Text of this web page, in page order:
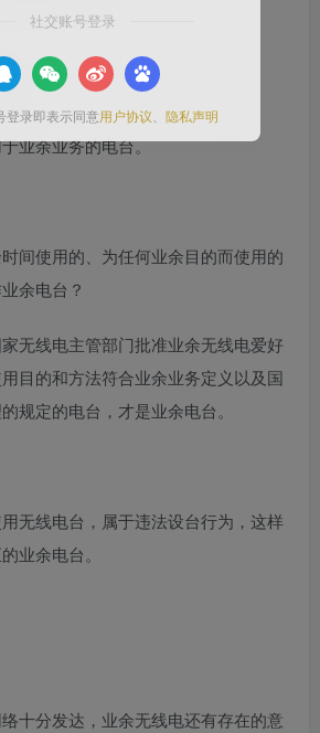
业余业务的电台。
间使用的、为任何业余目的而使用的
余电台？
无线电主管部门批准业余无线电爱好
目的和方法符合业余业务定义以及国
规定的电台，才是业余电台。
无线电台，属于违法设台行为，这样
业余电台。
十分发达，业余无线电还有存在的意
社交账号登录
登录即表示同意用户协议 隐私声明